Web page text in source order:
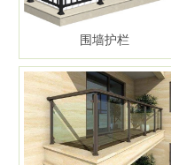
围墙护栏